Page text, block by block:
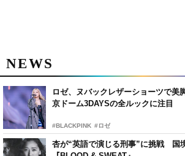
NEWS
ロゼ、ヌバックレザーショーツで
京ドーム3DAYSの全ルックに注目
#BLACKPINK #ロゼ
杏が“英語で演じる刑事”に挑戦 国